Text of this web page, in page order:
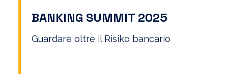
BANKING SUMMIT 2025
Guardare oltre il Risiko bancario